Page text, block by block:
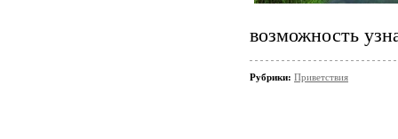
возможность
Рубрики: Приветствия